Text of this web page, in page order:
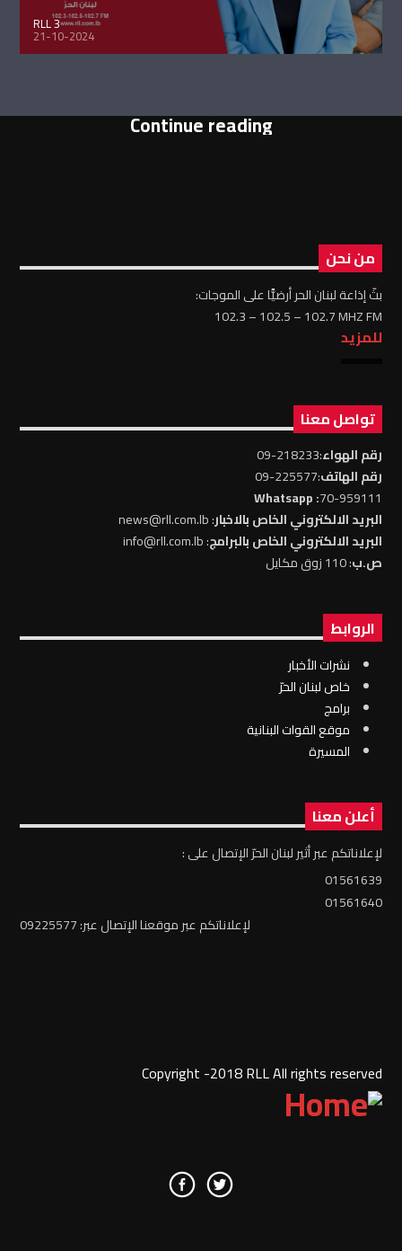
RLL 3
21-10-2024
Continue reading
من نحن
بثّ إذاعة لبنان الحر أرضيًّا على الموجات:
102.3 – 102.5 – 102.7 MHZ FM
للمزيد
تواصل معنا
رقم الهواء:218233-09
رقم الهاتف:225577-09
70-959111
: Whatsapp
البريد الالكتروني الخاص بالاخبار: news@rll.com.lb
البريد الالكتروني الخاص بالبرامج: info@rll.com.lb
ص.ب: 110 زوق مكايل
الروابط
نشرات الأخبار
خاص لبنان الحرّ
برامج
موقع القوات البنانية
المسيرة
أعلن معنا
لإعلاناتكم عبر أثير لبنان الحرّ الإتصال على :
01561639
01561640
لإعلاناتكم عبر موقعنا الإتصال عبر: 09225577
Copyright -2018 RLL All rights reserved